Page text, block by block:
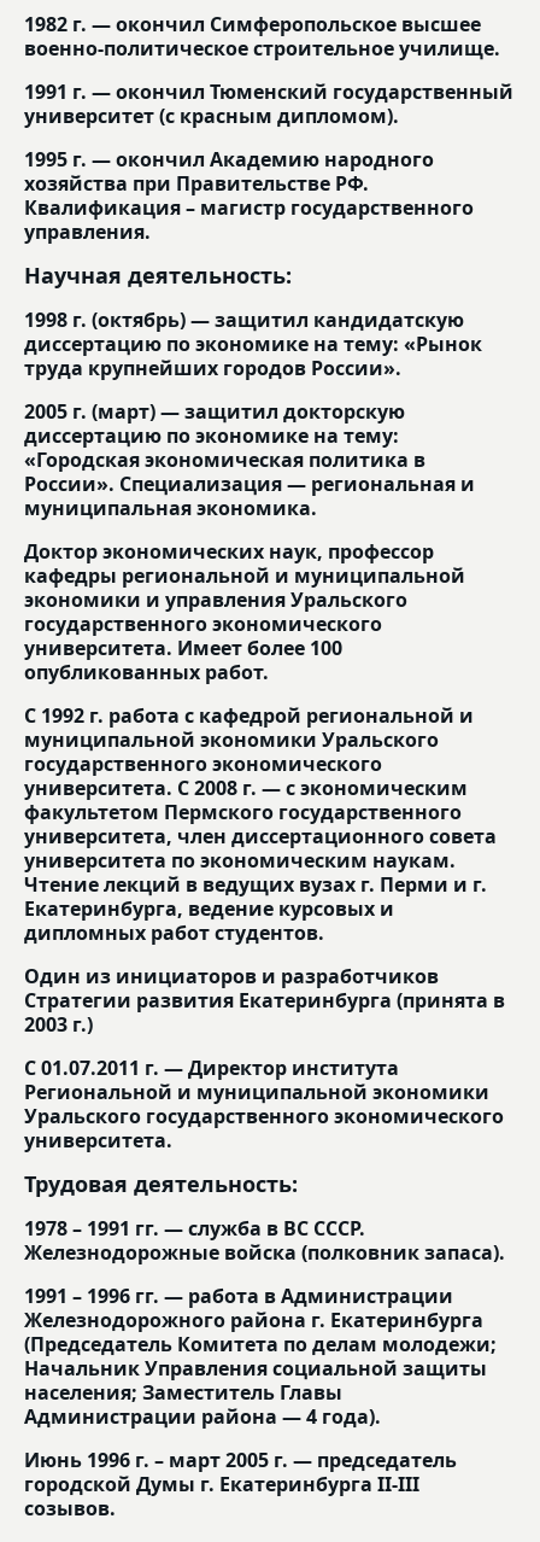
1982 г. — окончил Симферопольское высшее
военно-политическое строительное училище.
1991 г. — окончил Тюменский государственный
университет (с красным дипломом).
1995 г. — окончил Академию народного
хозяйства при Правительстве РФ.
Квалификация – магистр государственного
управления.
Научная деятельность:
1998 г. (октябрь) — защитил кандидатскую
диссертацию по экономике на тему: «Рынок
труда крупнейших городов России».
2005 г. (март) — защитил докторскую
диссертацию по экономике на тему:
«Городская экономическая политика в
России». Специализация — региональная и
муниципальная экономика.
Доктор экономических наук, профессор
кафедры региональной и муниципальной
экономики и управления Уральского
государственного экономического
университета. Имеет более 100
опубликованных работ.
С 1992 г. работа с кафедрой региональной и
муниципальной экономики Уральского
государственного экономического
университета. С 2008 г. — с экономическим
факультетом Пермского государственного
университета, член диссертационного совета
университета по экономическим наукам.
Чтение лекций в ведущих вузах г. Перми и г.
Екатеринбурга, ведение курсовых и
дипломных работ студентов.
Один из инициаторов и разработчиков
Стратегии развития Екатеринбурга (принята в
2003 г.)
С 01.07.2011 г. — Директор института
Региональной и муниципальной экономики
Уральского государственного экономического
университета.
Трудовая деятельность:
1978 – 1991 гг. — служба в ВС СССР.
Железнодорожные войска (полковник запаса).
1991 – 1996 гг. — работа в Администрации
Железнодорожного района г. Екатеринбурга
(Председатель Комитета по делам молодежи;
Начальник Управления социальной защиты
населения; Заместитель Главы
Администрации района — 4 года).
Июнь 1996 г. – март 2005 г. — председатель
городской Думы г. Екатеринбурга II-III
созывов.